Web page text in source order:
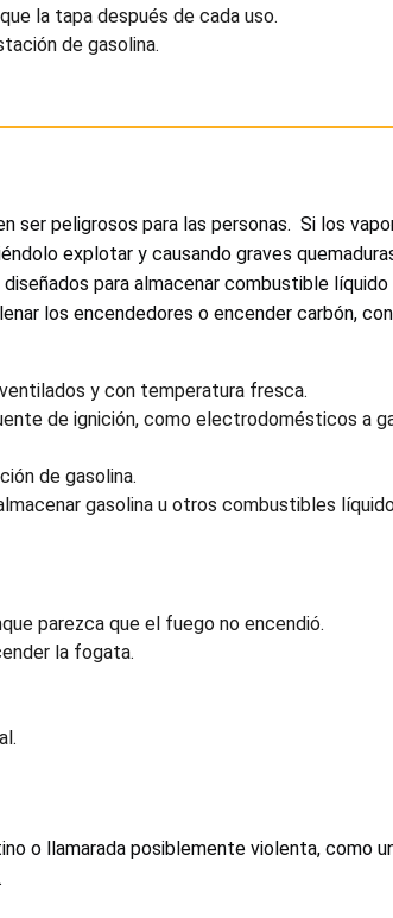
la tapa después de cada uso.
de gasolina.
peligrosos para las personas. Si los
explotar y causando graves
para almacenar combustible
los encendedores o encender carbón,
y con temperatura fresca.
de ignición, como electrodomésticos a
de gasolina.
gasolina u otros combustibles
parezca que el fuego no encendió.
la fogata.
o llamarada posiblemente violenta, como